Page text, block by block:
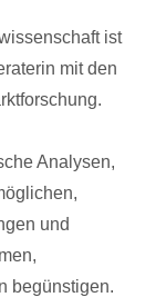
ist
mit den
Analysen,
und
begünstigen.